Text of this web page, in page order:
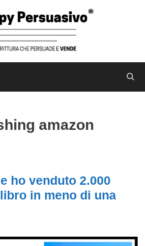
amazon
ho venduto 2.000
in meno di una